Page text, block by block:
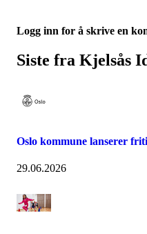
Logg inn for å skrive en
Siste fra Kjelsås
Oslo kommune lanserer
29.06.2026